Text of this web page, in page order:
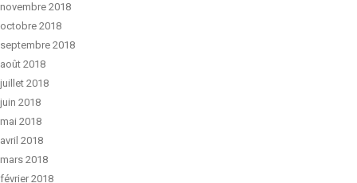
novembre 2018
octobre 2018
septembre 2018
août 2018
juillet 2018
juin 2018
mai 2018
avril 2018
mars 2018
février 2018